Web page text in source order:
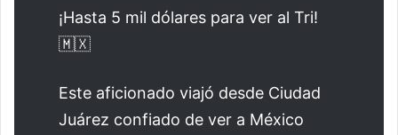
¡Hasta 5 mil dólares para ver al Tri!
🇲🇽
Este aficionado viajó desde Ciudad
Juárez confiado de ver a México